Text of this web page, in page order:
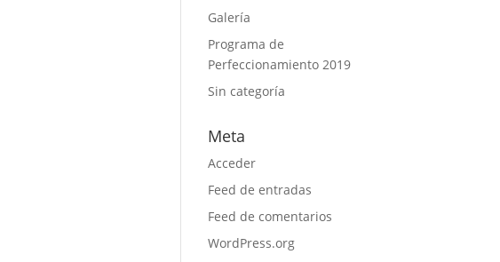
Galería
Programa de
Perfeccionamiento 2019
Sin categoría
Meta
Acceder
Feed de entradas
Feed de comentarios
WordPress.org